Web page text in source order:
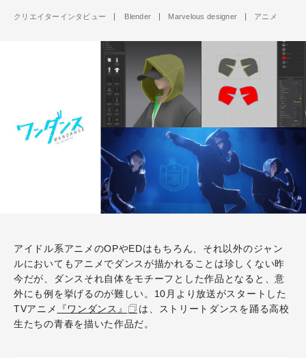
クリエイターインタビュー Blender Marvelous designer アニメ
アイドル系アニメのOPやEDはもちろん、それ以外のジャン
ルにおいてもアニメでダンスが描かれることは珍しくない昨
今だが、ダンスそれ自体をモチーフとした作品となると、意
外にも例を挙げるのが難しい。10月より放送がスタートした
TVアニメ
『ワンダンス』
は、ストリートダンスを踊る高校
生たちの青春を描いた作品だ。